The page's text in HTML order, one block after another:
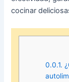
cocinar
0.0.1.